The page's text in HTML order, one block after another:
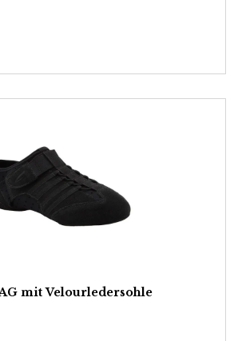
mit Velourledersohle